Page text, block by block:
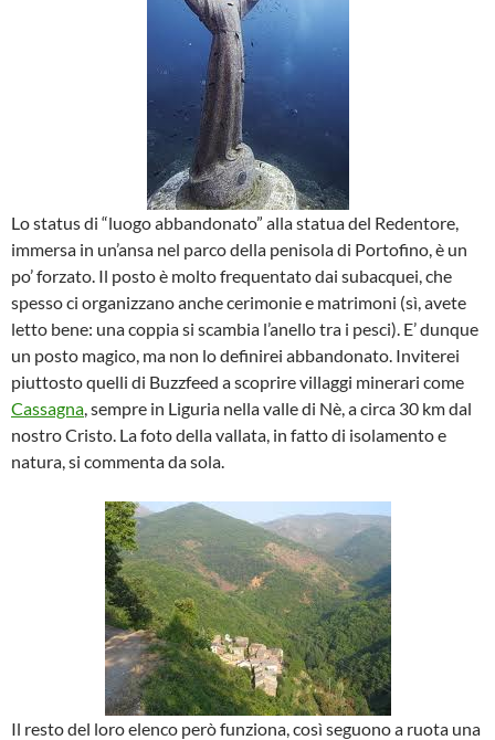
Lo status di “luogo abbandonato” alla statua del Redentore,
immersa in un’ansa nel parco della penisola di Portofino, è un
po’ forzato. Il posto è molto frequentato dai subacquei, che
spesso ci organizzano anche cerimonie e matrimoni (sì, avete
letto bene: una coppia si scambia l’anello tra i pesci). E’ dunque
un posto magico, ma non lo definirei abbandonato. Inviterei
piuttosto quelli di Buzzfeed a scoprire villaggi minerari come
Cassagna, sempre in Liguria nella valle di Nè, a circa 30 km dal
nostro Cristo. La foto della vallata, in fatto di isolamento e
natura, si commenta da sola.
Il resto del loro elenco però funziona, così seguono a ruota una